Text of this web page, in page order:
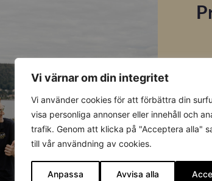
Vi värnar om din integritet
Vi använder cookies för att förbättra din
visa personliga annonser eller innehåll och
trafik. Genom att klicka på "Acceptera alla"
till vår användning av cookies.
Anpassa Avvisa alla